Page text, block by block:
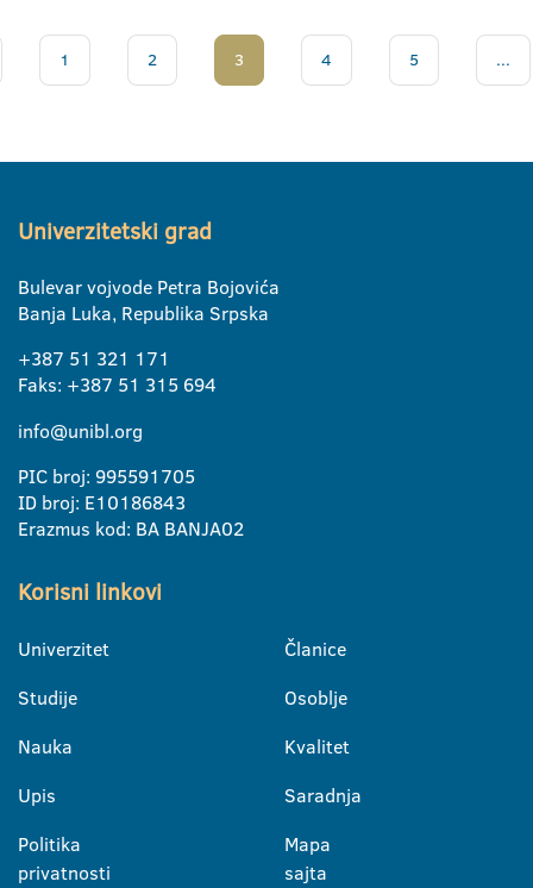
1 2 3 4 5 ...
Univerzitetski grad
Bulevar vojvode Petra Bojovića
Banja Luka, Republika Srpska
+387 51 321 171
Faks: +387 51 315 694
info@unibl.org
PIC broj: 995591705
ID broj: E10186843
Erazmus kod: BA BANJA02
Korisni linkovi
Univerzitet
Studije
Nauka
Upis
Politika
privatnosti
Članice
Osoblje
Kvalitet
Saradnja
Mapa
sajta